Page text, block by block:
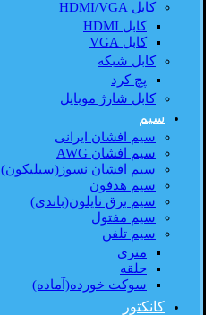
کابل HDMI/VGA
کابل HDMI
کابل VGA
کابل شبکه
پچ کرد
کابل شارژ موبایل
سیم
سیم افشان ایرانی
سیم افشان AWG
سیم افشان نسوز(سیلیکون)
سیم هدفون
سیم برق نایلون(باندی)
سیم مفتول
سیم تلفن
متری
حلقه
سوکت خورده(آماده)
کانکتور